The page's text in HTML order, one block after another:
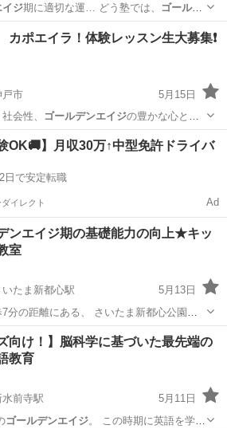
イジ期に適切な運… どう塾では、 ゴールデ
ツ教室 #ゴールデンエイジ#沖縄習い…
まち駅 スポーツ
ポエイラ！体験レッスン生大募集❗
市
5月15日
会性、 ゴールデンエイジの豊かな心と身
格闘技 カポエイラ
OK🚚】月収30万↑中型免許ドライバ
日で安定転職
ダイレクト Ad
ンエイジ期の基礎能力の向上★キッ
室
たま新都心駅
5月13日
分の距離にある、 さいたま新都心公園の
的にしたキッズ運動教室を開催していま
基...
さいたま新都心駅 スポーツ 親子
向け！】脳科学に基づいた最先端の
教育
前寺駅
5月11日
ゴールデンエイジ。 この時期に英語を学ぶ